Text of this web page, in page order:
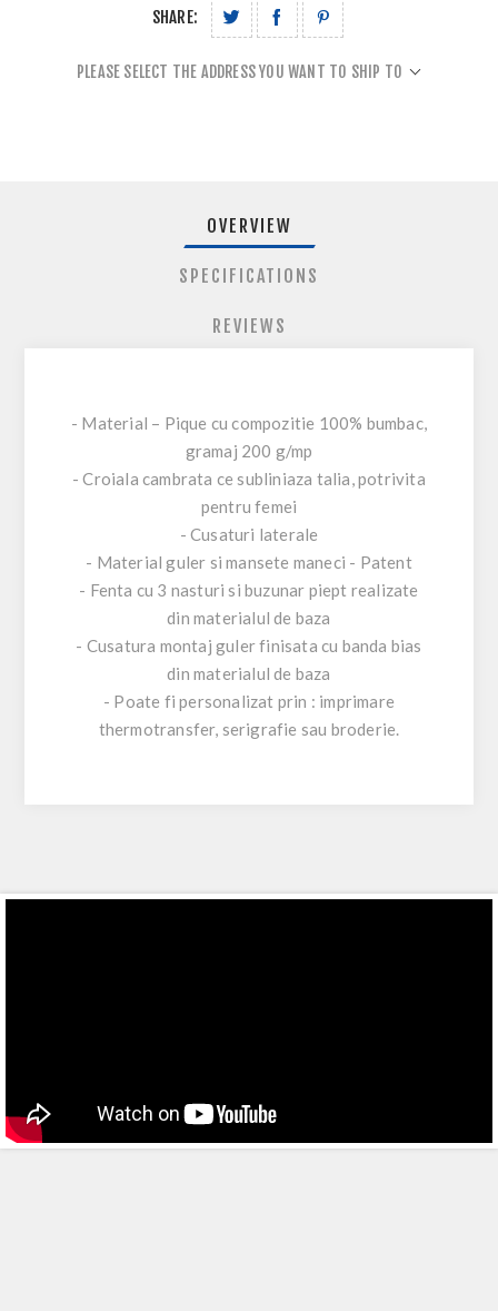
SHARE:
PLEASE SELECT THE ADDRESS YOU WANT TO SHIP TO
OVERVIEW
SPECIFICATIONS
REVIEWS
- Material – Pique cu compozitie 100% bumbac,
gramaj 200 g/mp
- Croiala cambrata ce subliniaza talia, potrivita
pentru femei
- Cusaturi laterale
- Material guler si mansete maneci - Patent
- Fenta cu 3 nasturi si buzunar piept realizate
din materialul de baza
- Cusatura montaj guler finisata cu banda bias
din materialul de baza
- Poate fi personalizat prin : imprimare
thermotransfer, serigrafie sau broderie.